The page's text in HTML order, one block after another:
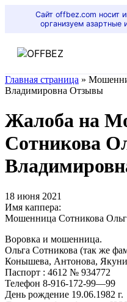
Сайт offbez.com носит
организуем азартные
Главная страница »
Владимировна Отзывы
Жалоба на
Сотникова
18 июня 2021
Имя каппера:
Мошенница Сотникова
Воровка и мошенница.
Ольга Сотникова (так же
Конышева, Антонова,
Паспорт : 4612 № 934772
Телефон 8-916-172-99—99
День рождение 19.06.1982 г.